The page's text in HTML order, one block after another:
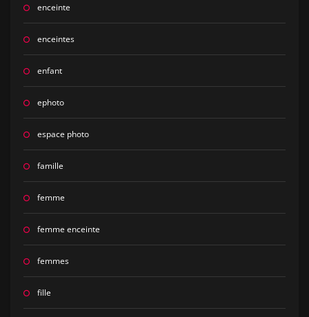
enceinte
enceintes
enfant
ephoto
espace photo
famille
femme
femme enceinte
femmes
fille